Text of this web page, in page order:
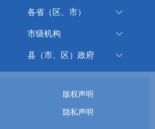
各省（区、市）
市级机构
县（市、区）政府
版权声明
隐私声明